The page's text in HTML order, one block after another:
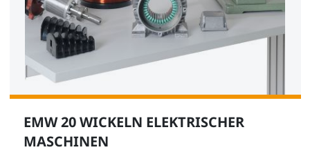
EMW 20 WICKELN ELEKTRISCHER
MASCHINEN